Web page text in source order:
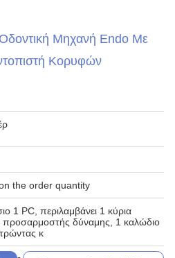
Μηχανή Endo Με
Κορυφών
the order quantity
1 PC, περιλαμβάνει 1 κύρια
προσαρμοστής δύναμης, 1 καλώδιο
κ